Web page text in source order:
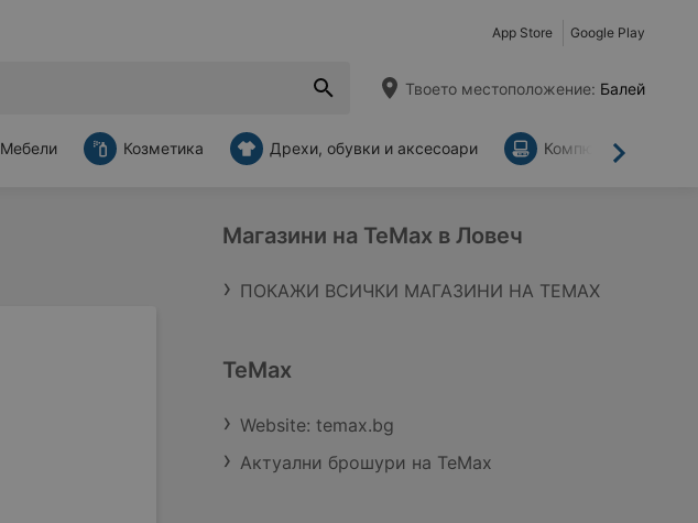
App Store Google Play
Твоето местоположение: Балей
Напред
Мебели Козметика Дрехи, обувки и аксесоари Компютри и
Магазини на TeMax в Ловеч
ПОКАЖИ ВСИЧКИ МАГАЗИНИ НА TEMAX
TeMax
Website: temax.bg
Актуални брошури на TeMax